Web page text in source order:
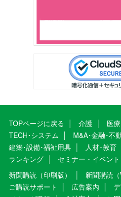
TOPページに戻る 介護 医療
TECH･システム
M&A･金融･不
建築･設備･福祉用具
人材･教育
ランキング
セミナー・イベント
新聞購読（印刷版）
新聞購読（
ご購読サポート
広告案内